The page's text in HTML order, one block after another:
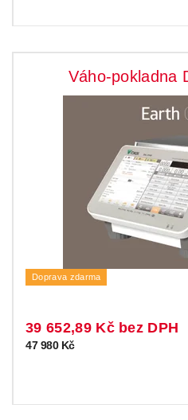
Váho-pokladna
Doprava zdarma
39 652,89 Kč bez DPH
47 980 Kč